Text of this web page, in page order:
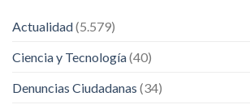
Actualidad(5.579)
Ciencia y Tecnología(40)
Denuncias Ciudadanas (34)